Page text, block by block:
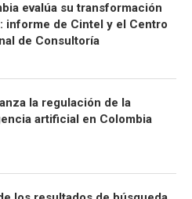
evalúa su transformación
informe de Cintel y el Centro
de Consultoría
la regulación de la
artificial en Colombia